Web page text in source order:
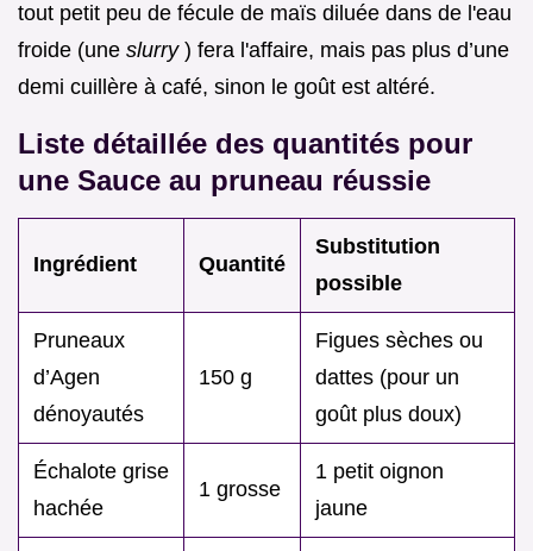
tout petit peu de fécule de maïs diluée dans de l'eau
froide (une slurry ) fera l'affaire, mais pas plus d’une
demi cuillère à café, sinon le goût est altéré.
Liste détaillée des quantités pour
une Sauce au pruneau réussie
Ingrédient Quantité
Substitution
possible
Pruneaux
d’Agen
dénoyautés
150 g
Figues sèches ou
dattes (pour un
goût plus doux)
Échalote grise
hachée
1 grosse
1 petit oignon
jaune